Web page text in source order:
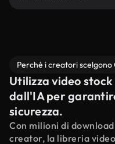
Perché i creatori scelgono
Utilizza video
dall'IA per
sicurezza.
Con milioni di
creator, la libreria